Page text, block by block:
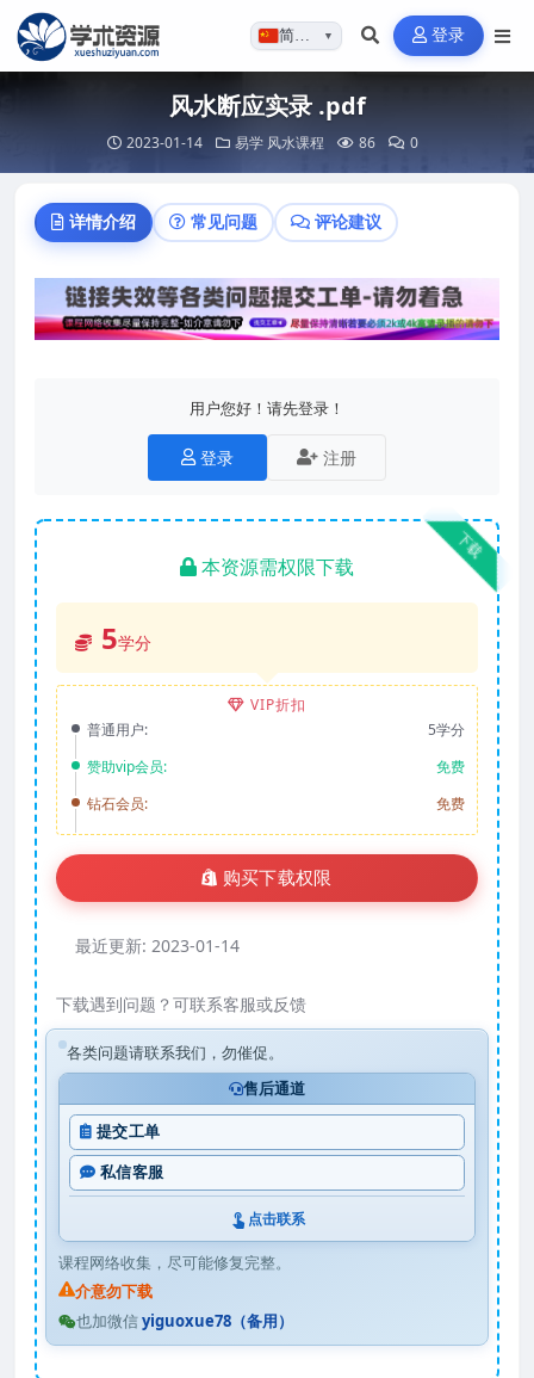
简体…▼ 登录
风水断应实录 .pdf
2023-01-14 易学 风水课程 86 0
详情介绍 常见问题 评论建议
用户您好！请先登录！
登录 注册
下载
本资源需权限下载
5学分
VIP折扣
普通用户:
5学分
赞助vip会员:
免费
钻石会员:
免费
购买下载权限
最近更新: 2023-01-14
下载遇到问题？可联系客服或反馈
各类问题请联系我们，勿催促。
售后通道
提交工单
私信客服
点击联系
课程网络收集，尽可能修复完整。
介意勿下载
也加微信yiguoxue78（备用）